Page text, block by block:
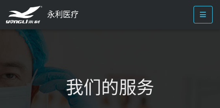
永利医疗
我们的服务